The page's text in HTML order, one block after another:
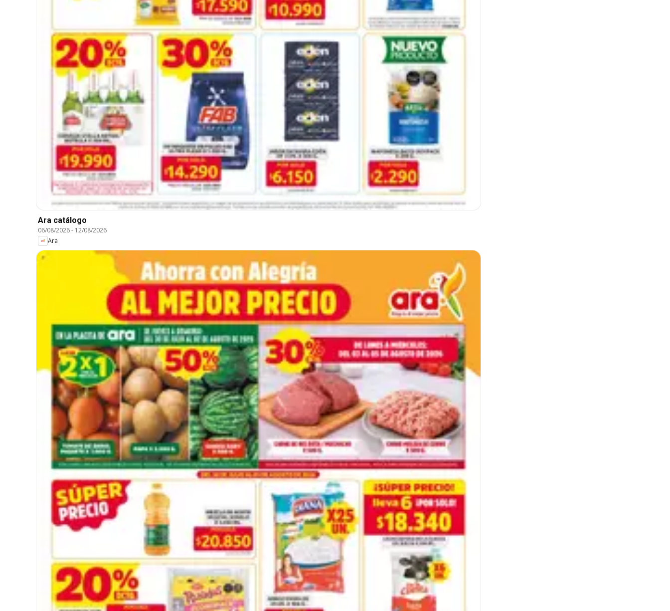
Ara catálogo
06/08/2026- 12/08/2026
Ara